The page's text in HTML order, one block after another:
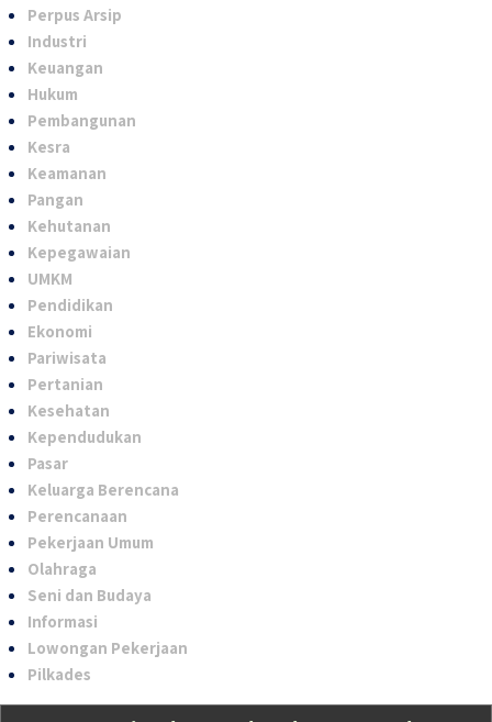
Perpus Arsip
Industri
Keuangan
Hukum
Pembangunan
Kesra
Keamanan
Pangan
Kehutanan
Kepegawaian
UMKM
Pendidikan
Ekonomi
Pariwisata
Pertanian
Kesehatan
Kependudukan
Pasar
Keluarga Berencana
Perencanaan
Pekerjaan Umum
Olahraga
Seni dan Budaya
Informasi
Lowongan Pekerjaan
Pilkades